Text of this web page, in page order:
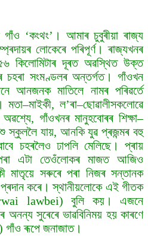
গাঁও ‘কংথং’। আমাৰ চুবুৰীয়া ৰাজ্য
লোকেৰে পৰিপূৰ্ণ। ৰাজ্যখনৰ
কিলোমিটাৰ দূৰত অৱস্থিত উক্ত
চহৰা সংমণ্ডলৰ অন্তৰ্গত। গাঁওখন
আনজনক মাতিলে নামৰ পৰিৱৰ্তে
ল’ৰা–ছোৱালীসকলোৱে
গাঁওখনৰ মানুহবোৰৰ শিক্ষা–
স্কুললৈ যায়, আনকি যুৱ প্ৰজন্মৰ বহু
চহৰলৈও ঢাপলি মেলিছে। প্ৰায়
এটা তেওঁলোকৰ মাজত আজিও
মাতৃয়ে সৰুৰে পৰা নিজৰ সন্তানক
প্ৰদান কৰে। স্থানীয়লোকে এই গীতক
lawbei) বুলি কয়। এজনে
সুৰেৰে ভাৱবিনিময় হয় কাৰণে
ৰূপে জনাজাত।